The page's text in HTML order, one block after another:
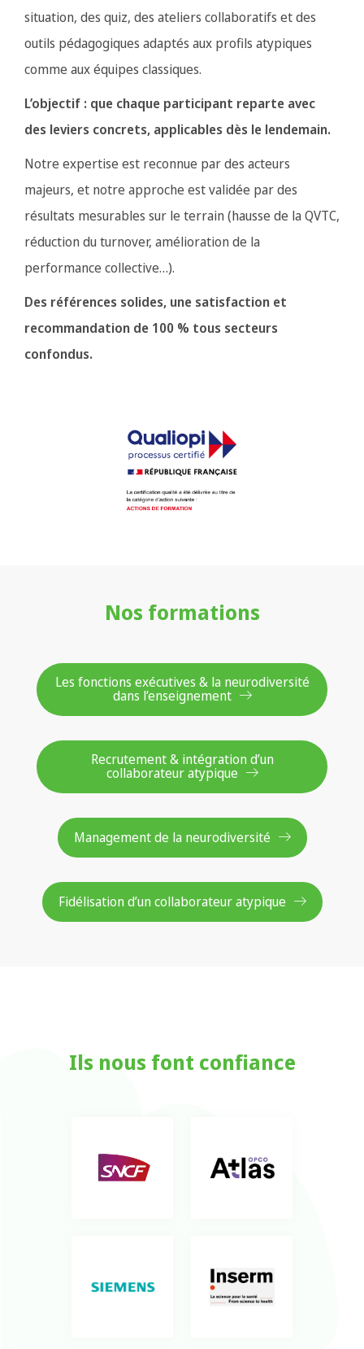
situation, des quiz, des ateliers collaboratifs et des
outils pédagogiques adaptés aux profils atypiques
comme aux équipes classiques.
L’objectif : que chaque participant reparte avec
des leviers concrets, applicables dès le lendemain.
Notre expertise est reconnue par des acteurs
majeurs, et notre approche est validée par des
résultats mesurables sur le terrain (hausse de la QVTC,
réduction du turnover, amélioration de la
performance collective…).
Des références solides, une satisfaction et
recommandation de 100 % tous secteurs
confondus.
Nos formations
Les fonctions exécutives & la neurodiversité
dans l’enseignement
Recrutement & intégration d’un
collaborateur atypique
Management de la neurodiversité
Fidélisation d’un collaborateur atypique
Ils nous font confiance